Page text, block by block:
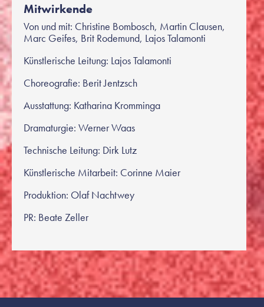
Mitwirkende
Von und mit: Christine Bombosch, Martin Clausen,
Marc Geifes, Brit Rodemund, Lajos Talamonti
Künstlerische Leitung: Lajos Talamonti
Choreografie: Berit Jentzsch
Ausstattung: Katharina Kromminga
Dramaturgie: Werner Waas
Technische Leitung: Dirk Lutz
Künstlerische Mitarbeit: Corinne Maier
Produktion: Olaf Nachtwey
PR: Beate Zeller